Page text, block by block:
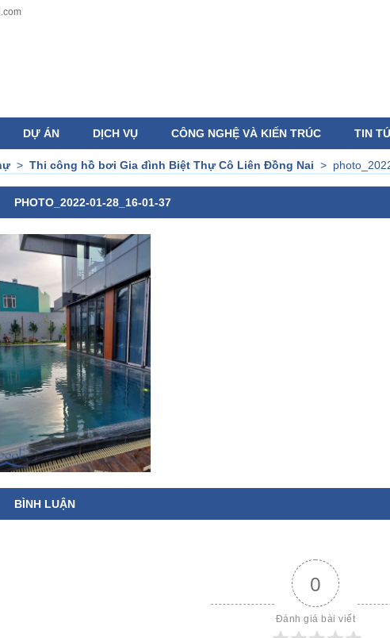
DỰ ÁN DỊCH VỤ CÔNG NGHỆ VÀ KIẾN TRÚC TIN
> Thi công hồ bơi Gia đình Biệt Thự Cô Liên Đồng Nai >
PHOTO_2022-01-28_16-01-37
BÌNH LUẬN
0
Đánh giá bài viết